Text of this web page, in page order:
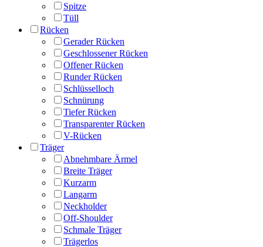
Spitze
Tüll
Rücken
Gerader Rücken
Geschlossener Rücken
Offener Rücken
Runder Rücken
Schlüsselloch
Schnürung
Tiefer Rücken
Transparenter Rücken
V-Rücken
Träger
Abnehmbare Ärmel
Breite Träger
Kurzarm
Langarm
Neckholder
Off-Shoulder
Schmale Träger
Trägerlos